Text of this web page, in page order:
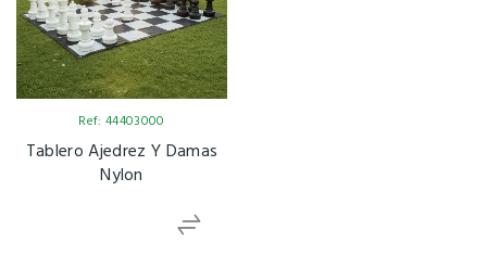
Ref: 44403000
Tablero Ajedrez Y Damas
Nylon